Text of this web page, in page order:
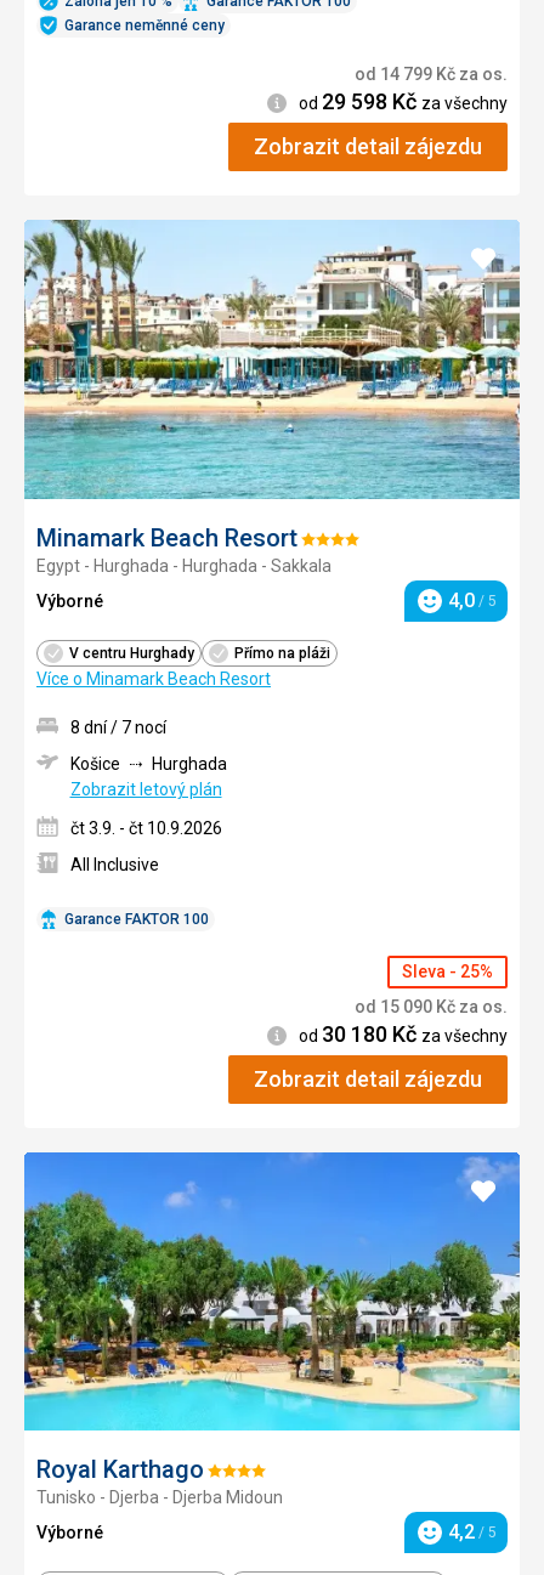
Garance neměnné ceny
od 14 799 Kč za os.
Informace
od 29 598 Kč za všechny
Zobrazit detail zájezdu
Minamark Beach ResortHodnocení:
4/5
Egypt - Hurghada - Hurghada - Sakkala
Výborné
Hodnocení
4,0 / 5
V centru Hurghady Přímo na pláži
Více o Minamark Beach Resort
Přidat
do
Garance FAKTOR 100
8 dní / 7 nocí
Košice
Hurghada
Zobrazit letový plán
čt 3.9. - čt 10.9.2026
All Inclusive
Sleva - 25%
od 15 090 Kč za os.
Informace
od 30 180 Kč za všechny
Zobrazit detail zájezdu
Royal Karthago Hodnocení:
4/5
Tunisko - Djerba - Djerba Midoun
Výborné
Hodnocení
4,2 / 5
Přidat